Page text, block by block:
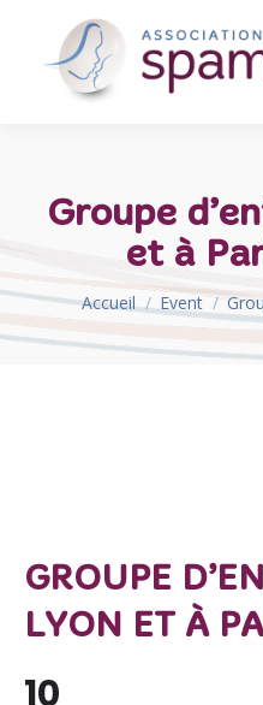
Groupe
et à
Vous êtes ici :
Accueil Event
GROUPE
LYON ET À
10